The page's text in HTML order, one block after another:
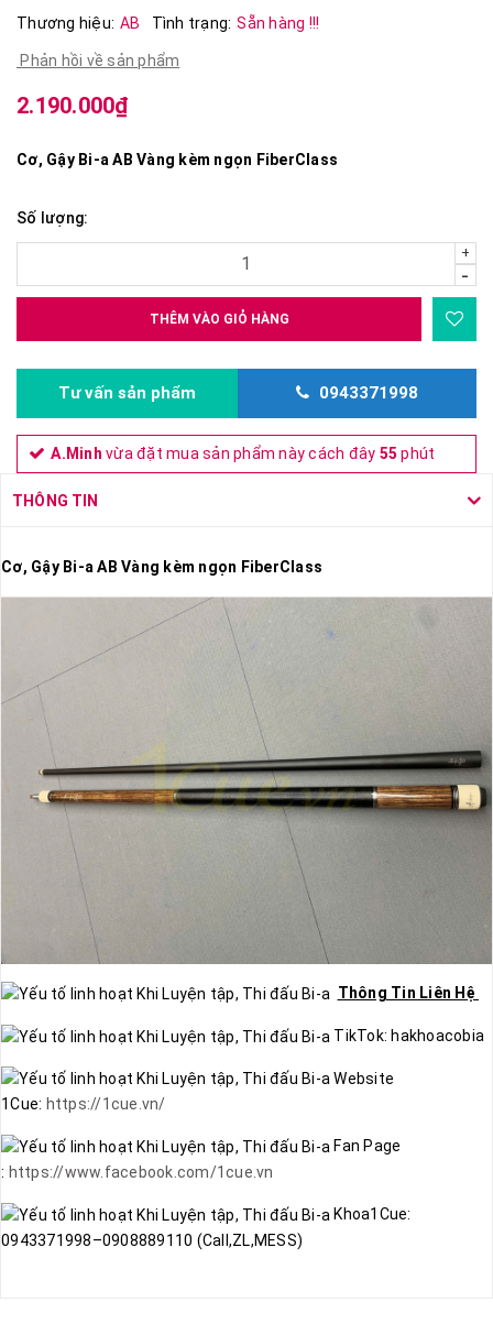
Thương hiệu: AB Tình trạng: Sẵn hàng !!!
Phản hồi về sản phẩm
2.190.000₫
Cơ, Gậy Bi-a AB Vàng kèm ngọn FiberClass
Số lượng:
+
-
THÊM VÀO GIỎ HÀNG
Tư vấn sản phẩm 0943371998
A.Minh vừa đặt mua sản phẩm này cách đây 55 phút
THÔNG TIN
Cơ, Gậy Bi-a AB Vàng kèm ngọn FiberClass
Thông Tin Liên Hệ
TikTok: hakhoacobia
Website
1Cue: https://1cue.vn/
Fan Page
: https://www.facebook.com/1cue.vn
Khoa1Cue:
0943371998–0908889110 (Call,ZL,MESS)